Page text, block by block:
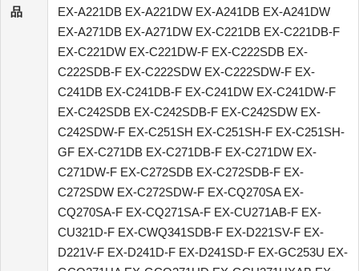
品
EX-A221DB EX-A221DW EX-A241DB EX-A241DW
EX-A271DB EX-A271DW EX-C221DB EX-C221DB-F
EX-C221DW EX-C221DW-F EX-C222SDB EX-
C222SDB-F EX-C222SDW EX-C222SDW-F EX-
C241DB EX-C241DB-F EX-C241DW EX-C241DW-F
EX-C242SDB EX-C242SDB-F EX-C242SDW EX-
C242SDW-F EX-C251SH EX-C251SH-F EX-C251SH-
GF EX-C271DB EX-C271DB-F EX-C271DW EX-
C271DW-F EX-C272SDB EX-C272SDB-F EX-
C272SDW EX-C272SDW-F EX-CQ270SA EX-
CQ270SA-F EX-CQ271SA-F EX-CU271AB-F EX-
CU321D-F EX-CWQ341SDB-F EX-D221SV-F EX-
D221V-F EX-D241D-F EX-D241SD-F EX-GC253U EX-